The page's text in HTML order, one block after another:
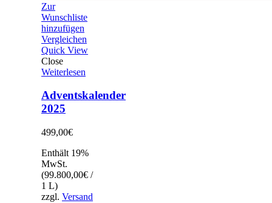
Zur
Wunschliste
hinzufügen
Vergleichen
Quick View
Close
Weiterlesen
Adventskalender
2025
499,00€
Enthält 19%
MwSt.
(99.800,00€ /
1 L)
zzgl. Versand